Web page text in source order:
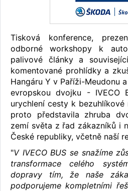
Tisková konference,
odborné workshopy k
palivové články a
komentované prohlídky a
Hangáru Y v Paříži-Meudonu
evropskou dvojku - IVECO
urychlení cesty k
proto představila zhruba
zemí světa z řad zákazníků i
České republiky, včetně naší
"V IVECO BUS se snažíme
transformace celého
dopravy tím, že naše
podporujeme kompletními